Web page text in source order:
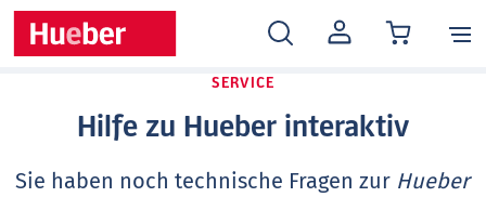
MEIN
KONTO
SERVICE
Hilfe zu Hueber interaktiv
Sie haben noch technische Fragen zur Hueber